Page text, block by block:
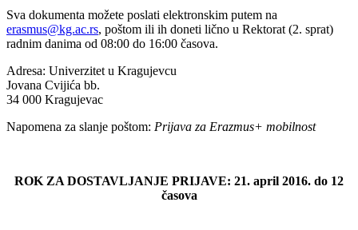
Sva dokumenta možete poslati elektronskim putem na
erasmus@kg.ac.rs, poštom ili ih doneti lično u Rektorat (2. sprat)
radnim danima od 08:00 do 16:00 časova.
Adresa: Univerzitet u Kragujevcu
Jovana Cvijića bb.
34 000 Kragujevac
Napomena za slanje poštom: Prijava za Erazmus+ mobilnost
ROK ZA DOSTAVLJANJE PRIJAVE: 21. april 2016. do 12
časova